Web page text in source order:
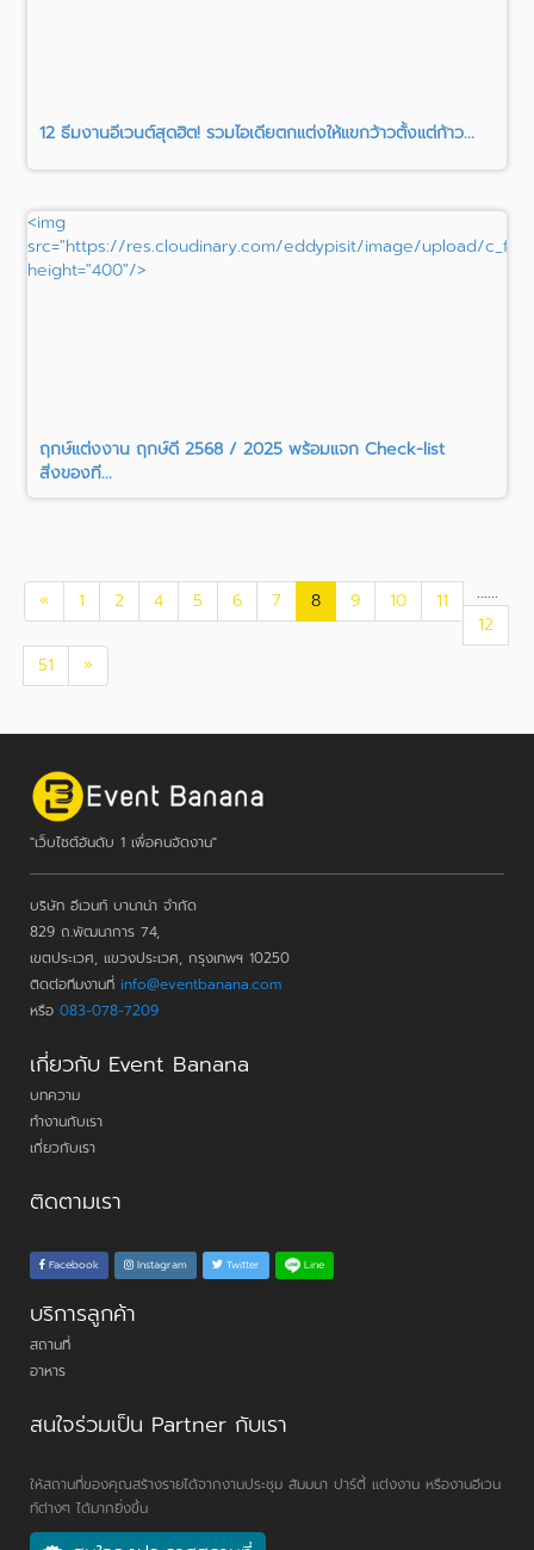
12 ธีมงานอีเวนต์สุดฮิต! รวมไอเดียตกแต่งให้แขกว้าวตั้งแต่ก้าว...
<img
src="https://res.cloudinary.com/eddypisit/image/upload/
height="400"/>
ฤกษ์แต่งงาน ฤกษ์ดี 2568 / 2025 พร้อมแจก Check-list
สิ่งของที...
« 1 2 ...
4 5 6 7 8 9 10
11
12
...
51 »
"เว็บไซต์อันดับ 1 เพื่อคนจัดงาน"
บริษัท อีเวนท์ บานาน่า จำกัด
829 ถ.พัฒนาการ 74,
เขตประเวศ, แขวงประเวศ, กรุงเทพฯ 10250
ติดต่อทีมงานที่ info@eventbanana.com
หรือ 083-078-7209
เกี่ยวกับ Event Banana
บทความ
ทำงานกับเรา
เกี่ยวกับเรา
ติดตามเรา
Facebook Instagram Twitter Line
บริการลูกค้า
สถานที่
อาหาร
สนใจร่วมเป็น Partner กับเรา
ให้สถานที่ของคุณสร้างรายได้จากงานประชุม สัมมนา ปาร์ตี้ แต่งงาน หรืองานอีเวน
ท์ต่างๆ ได้มากยิ่งขึ้น